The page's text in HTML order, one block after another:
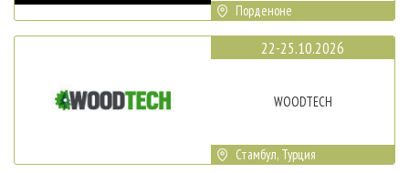
Порденоне
22-25.10.2026
WOODTECH
Стамбул, Турция